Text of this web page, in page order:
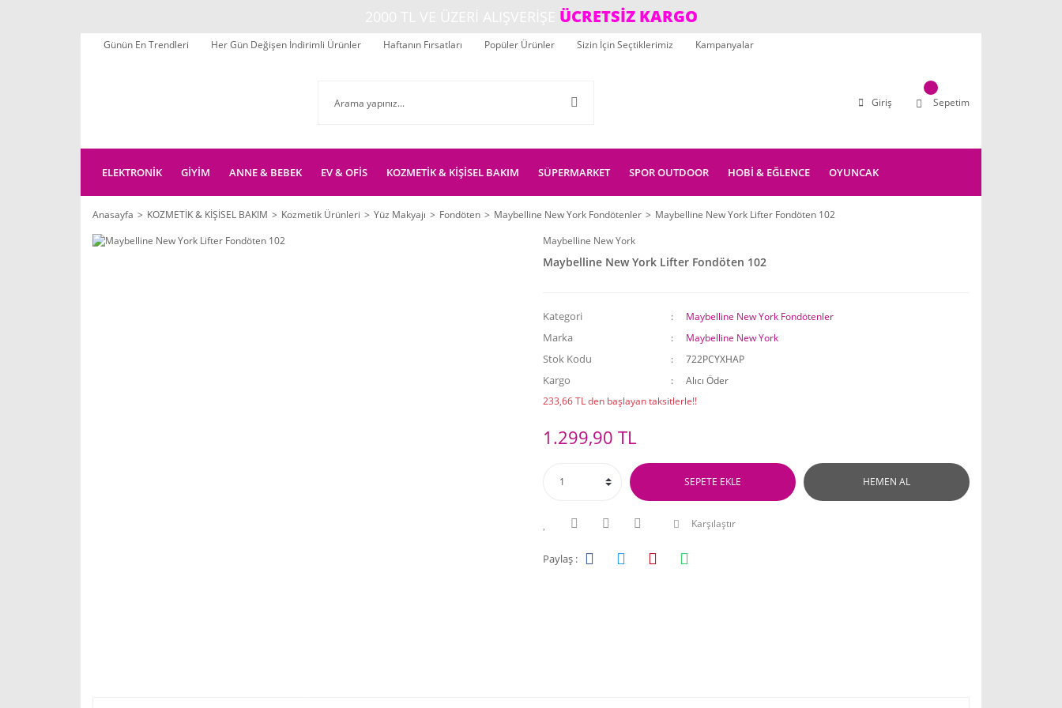
ÜCRETSİZ KARGO
Günün En Trendleri Her Gün Değişen İndirimli Ürünler Haftanın Fırsatları Popüler Ürünler Sizin İçin Seçtiklerimiz Kampanyalar
Giriş Sepetim
ELEKTRONİK GİYİM ANNE & BEBEK EV & OFİS KOZMETİK & KİŞİSEL BAKIM SÜPERMARKET SPOR OUTDOOR HOBİ & EĞLENCE OYUNCAK
Anasayfa KOZMETİK & KİŞİSEL BAKIM Kozmetik Ürünleri Yüz Makyajı Fondöten Maybelline New York Fondötenler
Maybelline New York Lifter Fondöten 102
Maybelline New York
Maybelline New York Lifter Fondöten 102
Kategori Maybelline New York Fondötenler
Marka Maybelline New York
Stok Kodu 722PCYXHAP
Kargo
Alıcı Öder
233,66 TL den başlayan taksitlerle!!
1.299,90 TL
SEPETE EKLE HEMEN AL
Karşılaştır
Paylaş :